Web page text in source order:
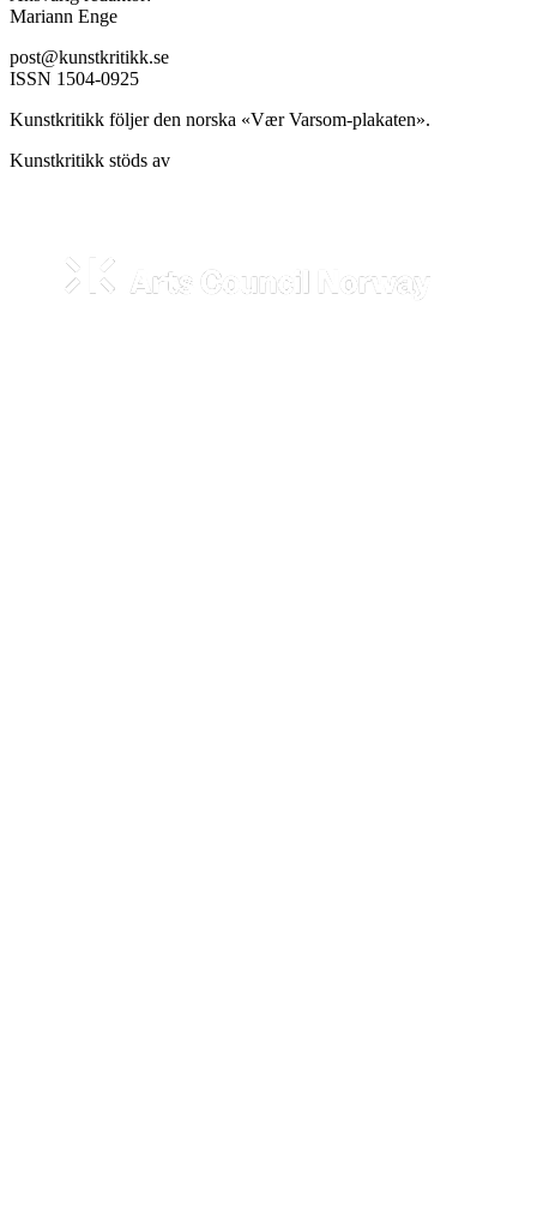
Mariann Enge
post@kunstkritikk.se
ISSN 1504-0925
Kunstkritikk följer den norska «Vær Varsom-plakaten».
Kunstkritikk stöds av